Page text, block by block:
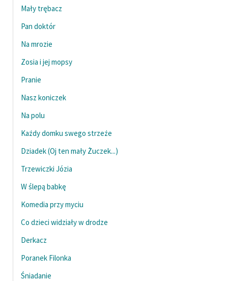
Mały trębacz
Pan doktór
Na mrozie
Zosia i jej mopsy
Pranie
Nasz koniczek
Na polu
Każdy domku swego strzeże
Dziadek (Oj ten mały Żuczek...)
Trzewiczki Józia
W ślepą babkę
Komedia przy myciu
Co dzieci widziały w drodze
Derkacz
Poranek Filonka
Śniadanie